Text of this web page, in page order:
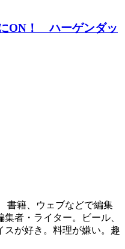
ON！ ハーゲンダッ
書籍、ウェブなどで編集
者・ライター。ビール、
スが好き。料理が嫌い。趣